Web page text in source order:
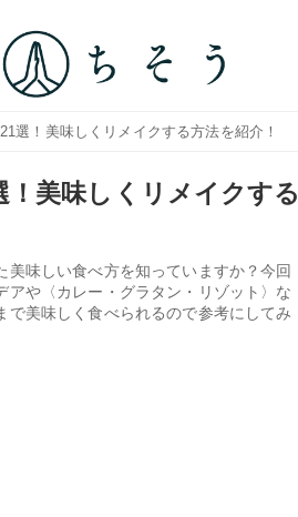
選！美味しくリメイクする方法を紹介！
美味しくリメイクする
美味しい食べ方を知っていますか？今回
や〈カレー・グラタン・リゾット〉な
美味しく食べられるので参考にしてみ